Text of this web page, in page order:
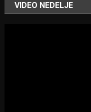
VIDEO NEDELJE